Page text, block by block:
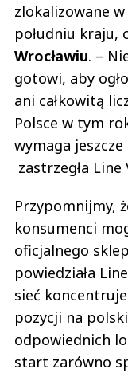
zlokalizowane
południu kraju,
Wrocławiu. –
gotowi, aby
ani całkowitą
Polsce w tym
wymaga
zastrzegła
Przypomnijmy,
konsumenci
oficjalnego
powiedziała
sieć
pozycji na
odpowiednich
start zarówno